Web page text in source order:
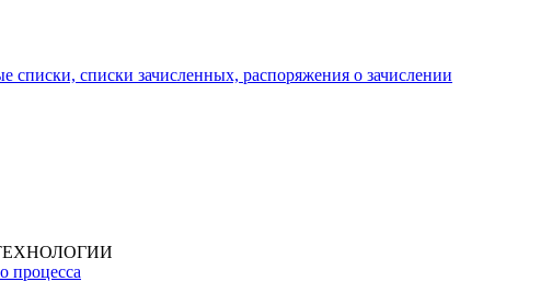
списки зачисленных, распоряжения о зачислении
процесса